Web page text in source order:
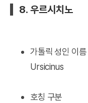
8. 우르시치노
가톨릭 성인 이름
Ursicinus
호칭 구분